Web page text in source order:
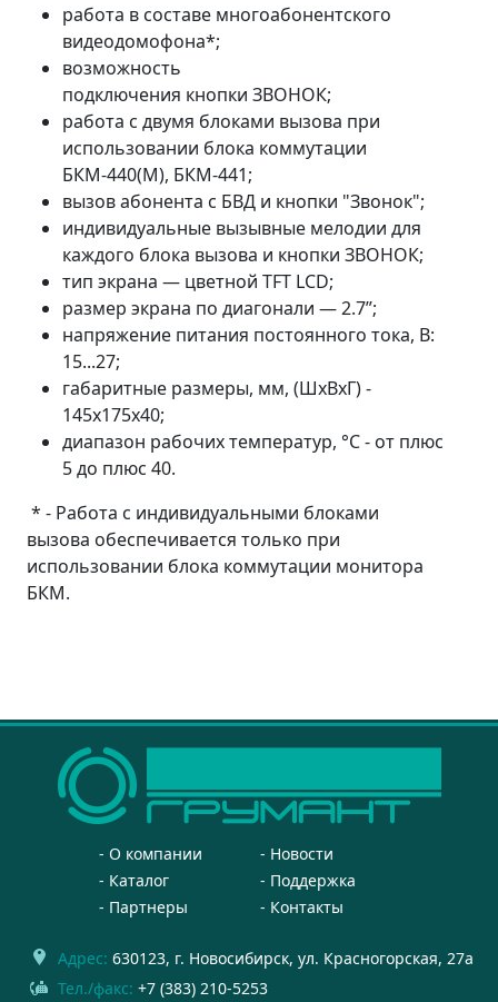
работа в составе многоабонентского
видеодомофона*;
возможность
подключения кнопки ЗВОНОК;
работа с двумя блоками вызова при
использовании блока коммутации
БКМ-440(М), БКМ-441;
вызов абонента с БВД и кнопки "Звонок";
индивидуальные вызывные мелодии для
каждого блока вызова и кнопки ЗВОНОК;
тип экрана — цветной TFT LCD;
размер экрана по диагонали — 2.7”;
напряжение питания постоянного тока, В:
15...27;
габаритные размеры, мм, (ШхВхГ) -
145х175х40;
диапазон рабочих температур, °С - от плюс
5 до плюс 40.
* - Работа с индивидуальными блоками
вызова обеспечивается только при
использовании блока коммутации монитора
БКМ.
О компании
Новости
Каталог
Поддержка
Партнеры
Контакты
Адрес: 630123, г. Новосибирск, ул. Красногорская, 27а
Тел./факс: +7 (383) 210-5253